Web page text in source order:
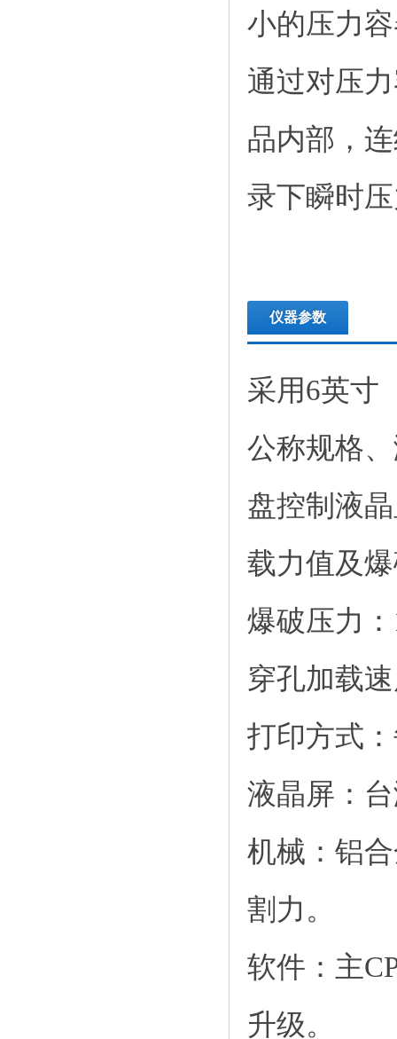
小的压力
通过对压
品内部，
录下瞬时
仪器参数
采用6英寸
公称规格
盘控制液
载力值及
爆破压力
穿孔加载
打印方式
液晶屏：
机械：铝
割力。
软件：主
升级。